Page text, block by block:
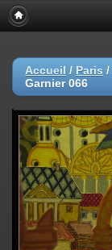
Accueil / Paris /
Garnier 066